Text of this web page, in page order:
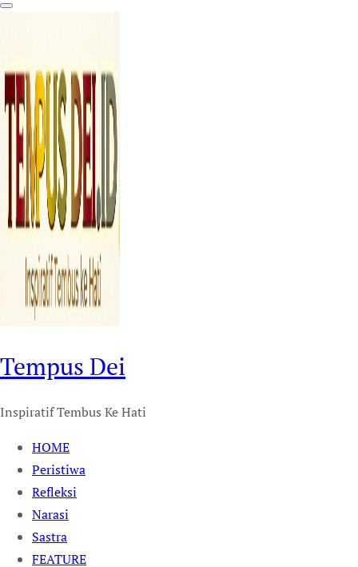
Tempus Dei
Inspiratif Tembus Ke Hati
HOME
Peristiwa
Refleksi
Narasi
Sastra
FEATURE